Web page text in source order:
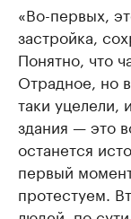
«Во-первых,
застройка,
Понятно, что
Отрадное, но
таки уцелели,
здания — это
останется
первый
протестуем.